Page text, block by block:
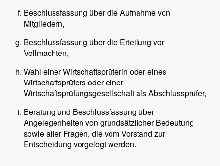
Beschlussfassung über die Aufnahme von
Mitgliedern,
Beschlussfassung über die Erteilung von
Vollmachten,
Wahl einer Wirtschaftsprüferin oder eines
Wirtschaftsprüfers oder einer
Wirtschaftsprüfungsgesellschaft als Abschlussprüfer,
Beratung und Beschlussfassung über
Angelegenheiten von grundsätzlicher Bedeutung
sowie aller Fragen, die vom Vorstand zur
Entscheidung vorgelegt werden.